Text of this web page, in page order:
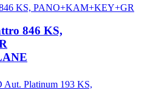
846 KS,